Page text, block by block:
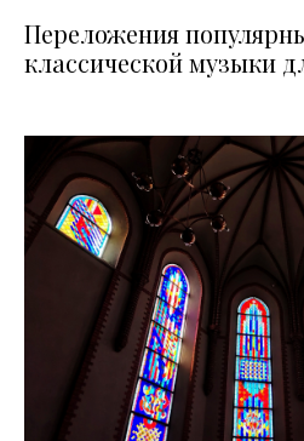
Переложения
классической музыки